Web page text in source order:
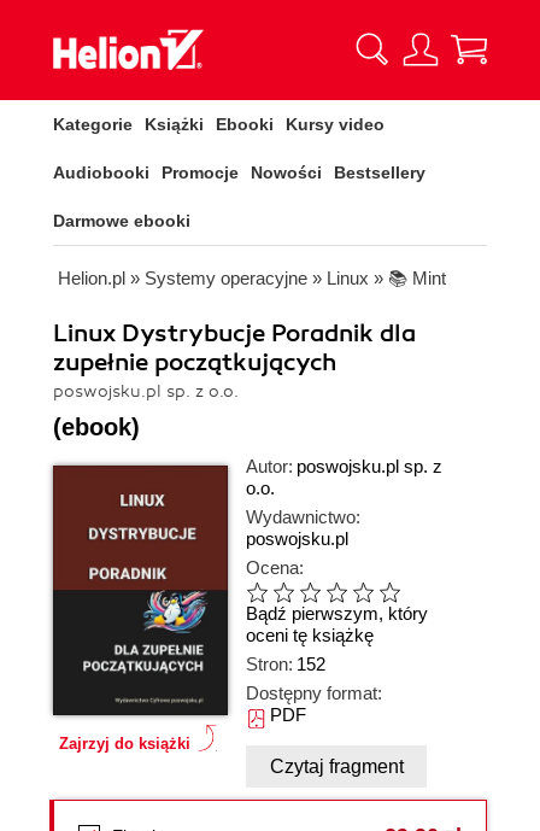
Kategorie Książki Ebooki Kursy video
Audiobooki Promocje Nowości Bestsellery
Darmowe ebooki
Helion.pl » Systemy operacyjne » Linux » 📚 Mint
Linux Dystrybucje Poradnik dla
zupełnie początkujących
poswojsku.pl sp. z o.o.
(ebook)
Zajrzyj do książki
Autor: poswojsku.pl sp. z
o.o.
Wydawnictwo:
poswojsku.pl
Ocena:
Bądź pierwszym, który
oceni tę książkę
Stron: 152
Dostępny format:
PDF
Czytaj fragment